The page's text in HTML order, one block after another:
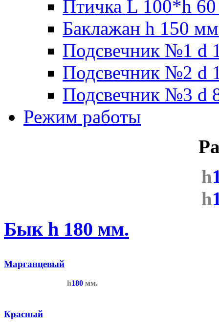
Птичка L 100*h
Баклажан h 150
Подсвечник №1 d
Подсвечник №2 d
Подсвечник №3 d
Режим работы
h
h
Бык h 180 мм.
Марганцевый
h180мм.
Красный